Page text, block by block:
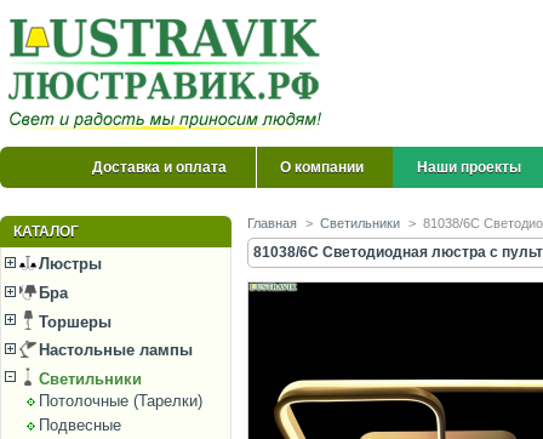
Доставка и оплата О компании Наши проекты
КАТАЛОГ
Люстры
Бра
Торшеры
Настольные лампы
Светильники
Потолочные (Тарелки)
Подвесные
Главная > Светильники > 81038/6C
81038/6C Светодиодная люстра с